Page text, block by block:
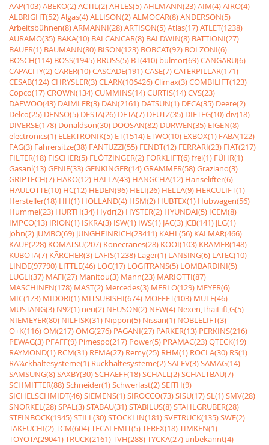
AAP(103)ABEKO(2)ACTIL(2)AHLES(5)AHLMANN(23)AIM(4)AIRO(4)
ALBRIGHT(52)Algas(4)ALLISON(2)ALMOCAR(8)ANDERSON(5)
Arbeitsbühnen(8)ARMANNI(28)ARTISON(5)Atlas(17)ATLET(1238)
AURAMO(35) BAKA(10) BALCANCAR(8) BALDWIN(8) BATTIONI(27)
BAUER(1) BAUMANN(80) BISON(123) BOBCAT(92) BOLZONI(6)
BOSCH(114) BOSS(1945) BRUSS(5) BT(410) bulmor(69)CANGARU(6)
CAPACITY(2)CARER(10)CASCADE(191)CASE(7)CATERPILLAR(171)
CESAB(124)CHRYSLER(3)CLARK(106426)Climax(3)COMBILIFT(123)
Copco(17)CROWN(134)CUMMINS(14)CURTIS(14)CVS(23)
DAEWOO(43) DAIMLER(3) DAN(2161) DATSUN(1) DECA(35) Deere(2)
Delco(25) DENSO(5) DESTA(26) DETA(7) DEUTZ(35) DIETEG(10)div(18)
DIVERSE(178) Donaldson(30) DOOSAN(82) DURWEN(35) EIGEN(8)
electronics(1) ELEKTRONIK(5) ET(1514) ETWO(10) EXBOX(1) FABA(122)
FAG(3) Fahrersitze(38) FANTUZZI(55) FENDT(12) FERRARI(23) FIAT(217)
FILTER(18) FISCHER(5) FLÖTZINGER(2) FORKLIFT(6)frei(1) FÜHR(1)
Gasanl(13)GENIE(33)GENKINGER(14)GRAMMER(58)Graziano(3)
GRIPTECH(7) HAKO(12) HALLA(43) HANGCHA(12) Hanselifter(6)
HAULOTTE(10) HC(12) HEDEN(96) HELI(26) HELLA(9) HERCULIFT(1)
Hersteller(18) HH(1) HOLLAND(4) HSM(2) HUBTEX(1) Hubwagen(56)
Hummel(23) HURTH(34) Hydr(2) HYSTER(2) HYUNDAI(5) ICEM(8)
IMPCO(13) IRION(1) ISKRA(3) ISW(1) IWS(1) JAC(3) JCB(141) JLG(1)
John(2) JUMBO(69) JUNGHEINRICH(23411) KAHL(56) KALMAR(466)
KAUP(228) KOMATSU(207) Konecranes(28) KOOI(103) KRAMER(148)
KUBOTA(7) KÃRCHER(3) LAFIS(1238) Lager(1) LANSING(6) LATEC(10)
LINDE(97790) LITTLE(46) LOC(17) LOGITRANS(5) LOMBARDINI(5)
LUGLI(37) MAFI(27) Manitou(3) Mann(23) MARIOTTI(87)
MASCHINEN(178) MAST(2) Mercedes(3) MERLO(129) MEYER(6)
MIC(173) MIDORI(1) MITSUBISHI(674) MOFFET(103) MULE(46)
MUSTANG(3) N92(1) neu(2) NEUSON(2) NEW(4) Nexen,ThaiLift,G(5)
NIEMEYER(80) NILFISK(31) Nippon(5) Nissan(1) NOBLELIFT(3)
O+K(116)OM(217)OMG(276) PAGANI(27) PARKER(13) PERKINS(216)
PEWAG(3) PFAFF(9) Pimespo(217) Power(5) PRAMAC(23)QTECK(19)
RAYMOND(1) RCM(31) REMA(27) Remy(25) RHM(1) ROCLA(30) RS(1)
RÃ¼ckhaltesysteme(1) Rückhaltesysteme(2)SALEV(3)SAMAG(14)
SAMSUNG(8)SAXBY(30)SCHAEFF(18)SCHALL(2)SCHALTBAU(7)
SCHMITTER(88)Schneider(1)Schwerlast(2)SEITH(9)
SICHELSCHMIDT(46)SIEMENS(1)SIROCCO(73)SISU(17)SL(1)SMV(28)
SNORKEL(28)SPAL(3)STABAU(31)STABILUS(8)STAHLGRUBER(28)
STEINBOCK(1945)STILL(30)STÖCKLIN(181)SVETRUCK(135)SWF(2)
TAKEUCHI(2)TCM(604)TECALEMIT(5)TEREX(18)TIMKEN(1)
TOYOTA(29041)TRUCK(2161)TVH(288)TYCKA(27) unbekannt(4)